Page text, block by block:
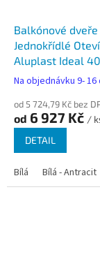
Balkónové dveře
Jednokřídlé
Aluplast Ideal
Na objednávku 9- 16
od 5 724,79 Kč bez
od 6 927 Kč /
DETAIL
Bílá Bílá - Antracit